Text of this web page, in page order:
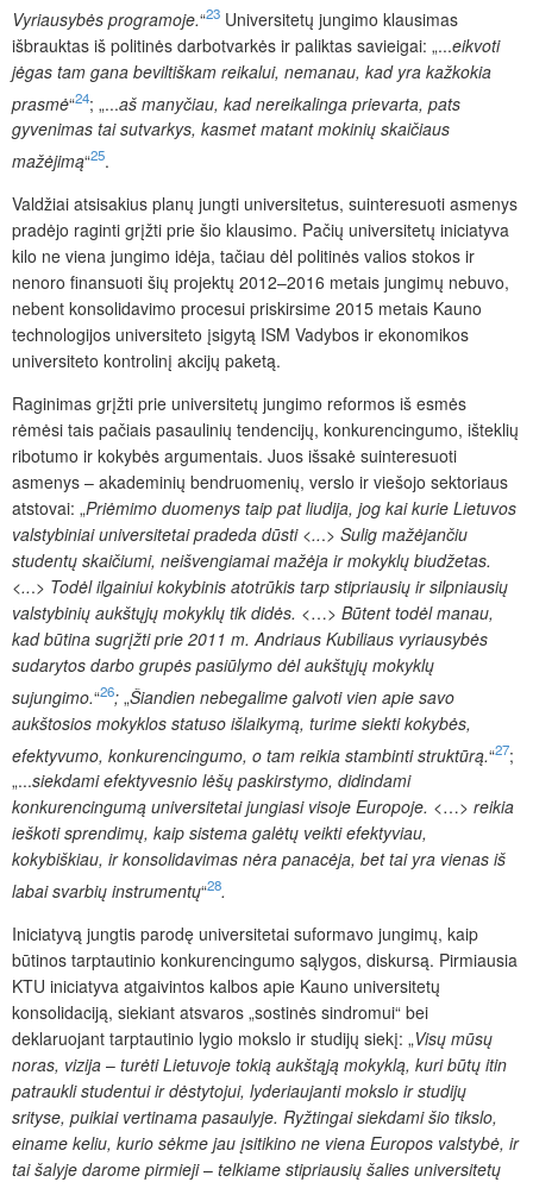
Vyriausybės programoje.“23 Universitetų jungimo klausimas
išbrauktas iš politinės darbotvarkės ir paliktas savieigai: „...eikvoti
jėgas tam gana beviltiškam reikalui, nemanau, kad yra kažkokia
prasmė“24; „...aš manyčiau, kad nereikalinga prievarta, pats
gyvenimas tai sutvarkys, kasmet matant mokinių skaičiaus
mažėjimą“25.
Valdžiai atsisakius planų jungti universitetus, suinteresuoti asmenys
pradėjo raginti grįžti prie šio klausimo. Pačių universitetų iniciatyva
kilo ne viena jungimo idėja, tačiau dėl politinės valios stokos ir
nenoro finansuoti šių projektų 2012–2016 metais jungimų nebuvo,
nebent konsolidavimo procesui priskirsime 2015 metais Kauno
technologijos universiteto įsigytą ISM Vadybos ir ekonomikos
universiteto kontrolinį akcijų paketą.
Raginimas grįžti prie universitetų jungimo reformos iš esmės
rėmėsi tais pačiais pasaulinių tendencijų, konkurencingumo, išteklių
ribotumo ir kokybės argumentais. Juos išsakė suinteresuoti
asmenys – akademinių bendruomenių, verslo ir viešojo sektoriaus
atstovai: „Priėmimo duomenys taip pat liudija, jog kai kurie Lietuvos
valstybiniai universitetai pradeda dūsti <...> Sulig mažėjančiu
studentų skaičiumi, neišvengiamai mažėja ir mokyklų biudžetas.
<...> Todėl ilgainiui kokybinis atotrūkis tarp stipriausių ir silpniausių
valstybinių aukštųjų mokyklų tik didės. <…> Būtent todėl manau,
kad būtina sugrįžti prie 2011 m. Andriaus Kubiliaus vyriausybės
sudarytos darbo grupės pasiūlymo dėl aukštųjų mokyklų
sujungimo.“26; „Šiandien nebegalime galvoti vien apie savo
aukštosios mokyklos statuso išlaikymą, turime siekti kokybės,
efektyvumo, konkurencingumo, o tam reikia stambinti struktūrą.“27;
„...siekdami efektyvesnio lėšų paskirstymo, didindami
konkurencingumą universitetai jungiasi visoje Europoje. <…> reikia
ieškoti sprendimų, kaip sistema galėtų veikti efektyviau,
kokybiškiau, ir konsolidavimas nėra panacėja, bet tai yra vienas iš
labai svarbių instrumentų“28.
Iniciatyvą jungtis parodę universitetai suformavo jungimų, kaip
būtinos tarptautinio konkurencingumo sąlygos, diskursą. Pirmiausia
KTU iniciatyva atgaivintos kalbos apie Kauno universitetų
konsolidaciją, siekiant atsvaros „sostinės sindromui“ bei
deklaruojant tarptautinio lygio mokslo ir studijų siekį: „Visų mūsų
noras, vizija – turėti Lietuvoje tokią aukštąją mokyklą, kuri būtų itin
patraukli studentui ir dėstytojui, lyderiaujanti mokslo ir studijų
srityse, puikiai vertinama pasaulyje. Ryžtingai siekdami šio tikslo,
einame keliu, kurio sėkme jau įsitikino ne viena Europos valstybė, ir
tai šalyje darome pirmieji– telkiame stipriausių šalies universitetų